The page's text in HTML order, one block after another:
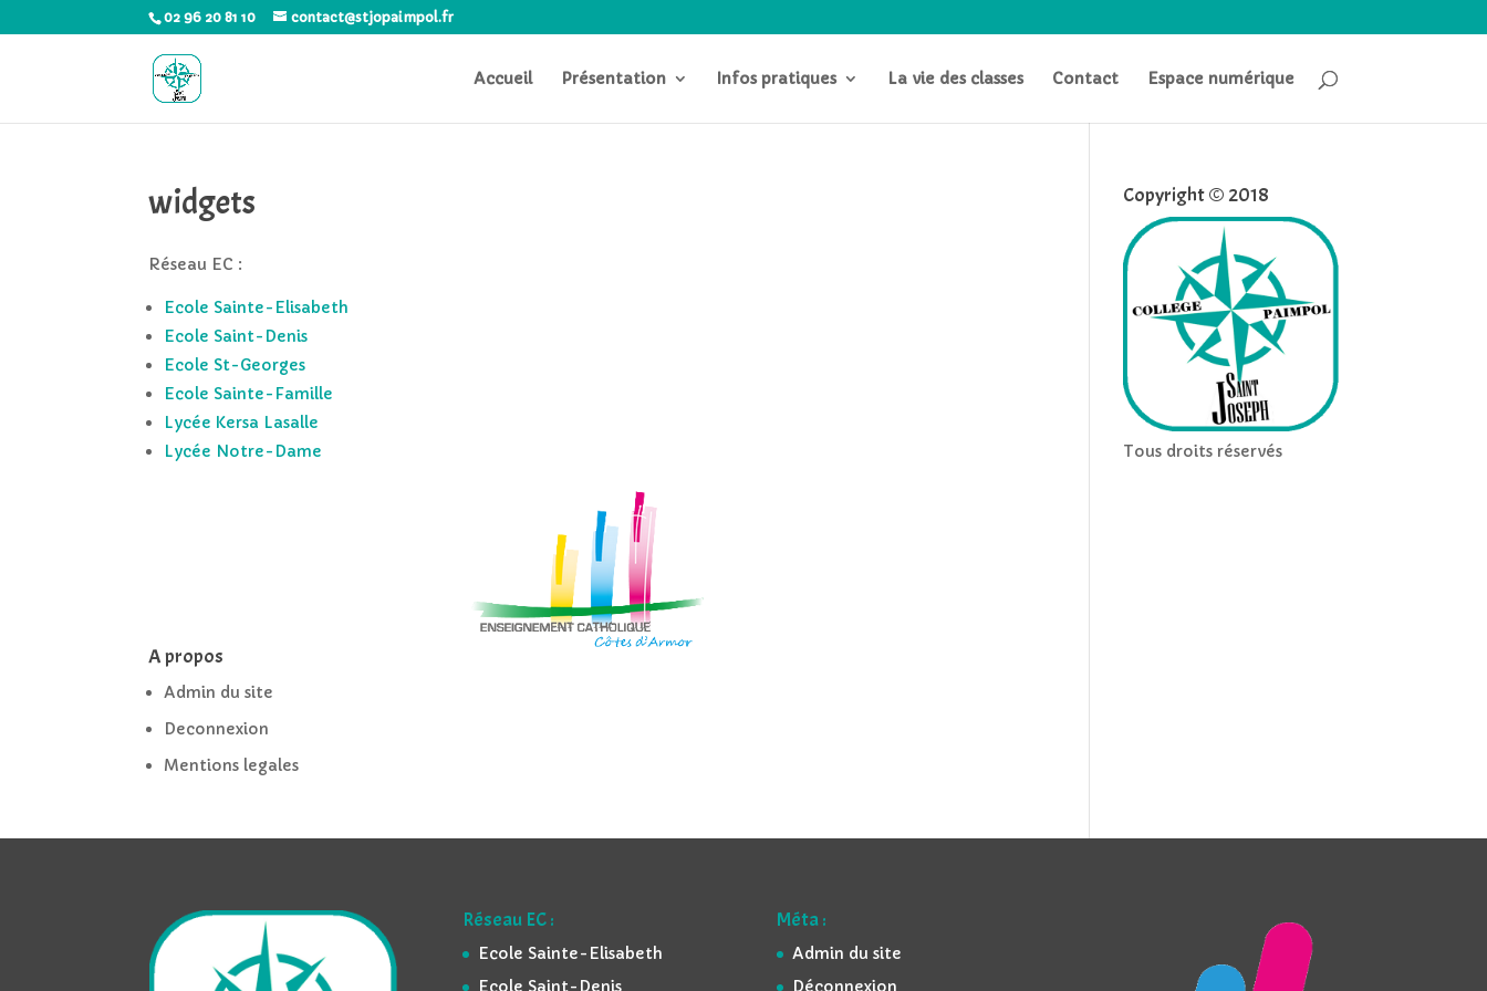
02 96 20 81 10 contact@stjopaimpol.fr
Accueil Présentation Infos pratiques La vie des classes Contact Espace numérique
widgets
Réseau EC :
Ecole Sainte-Elisabeth
Ecole Saint-Denis
Ecole St-Georges
Ecole Sainte-Famille
Lycée Kersa Lasalle
Lycée Notre-Dame
A propos
Admin du site
Deconnexion
Mentions legales
Copyright © 2018
Tous droits réservés
Réseau EC :
Ecole Sainte-Elisabeth
Ecole Saint-Denis
Méta :
Admin du site
Déconnexion